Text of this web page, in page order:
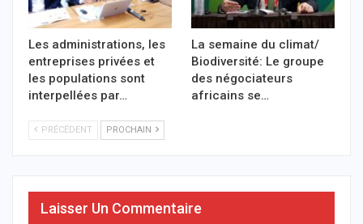
Les administrations, les
entreprises privées et
les populations sont
interpellées par…
La semaine du climat/
Biodiversité: Le groupe
des négociateurs
africains se…
PRÉCÉDENT PROCHAIN
Laisser Un Commentaire